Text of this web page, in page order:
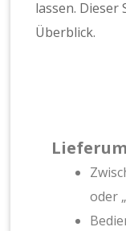
lassen. Dieser
Überblick.
oder